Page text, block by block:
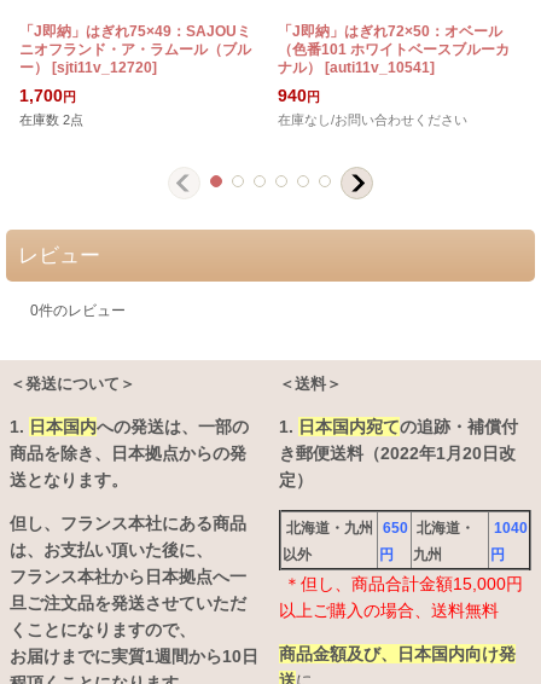
「J即納」はぎれ75×49：SAJOUミ
ニオフランド・ア・ラムール（ブル
ー）
[sjti11v_12720]
1,700円
在庫数 2点
「J即納」はぎれ72×50：オベール
（色番101 ホワイトベースブルーカ
ナル）
[auti11v_10541]
940円
在庫なし/お問い合わせください
レビュー
0件のレビュー
＜発送について＞
1. 日本国内への発送は、 一部の
商品を除き、日本拠点からの発
送となります。
但し、フランス本社にある商品
は、お支払い頂いた後に、
フランス本社から日本拠点へ一
旦ご注文品を発送させていただ
くことになりますので、
お届けまでに実質1週間から10日
＜送料＞
1. 日本国内宛ての追跡・補償付
き郵便送料（2022年1月20日改
定）
北海道・九州
以外
650
円
北海道・
九州
1040
円
＊但し、商品合計金額15,000円
以上ご購入の場合、送料無料
商品金額及び、日本国内向け発